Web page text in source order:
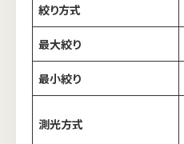
絞り方式
最大絞り
最小絞り
測光方式